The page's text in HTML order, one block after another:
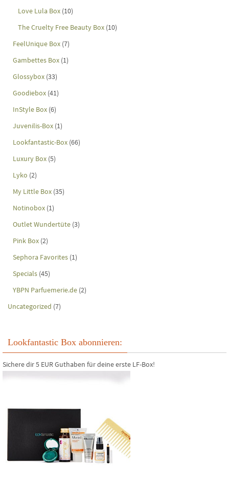
Love Lula Box (10)
The Cruelty Free Beauty Box (10)
FeelUnique Box (7)
Gambettes Box (1)
Glossybox (33)
Goodiebox (41)
InStyle Box (6)
Juvenilis-Box (1)
Lookfantastic-Box (66)
Luxury Box (5)
Lyko (2)
My Little Box (35)
Notinobox (1)
Outlet Wundertüte (3)
Pink Box (2)
Sephora Favorites (1)
Specials (45)
YBPN Parfuemerie.de (2)
Uncategorized (7)
Lookfantastic Box abonnieren:
Sichere dir 5 EUR Guthaben für deine erste LF-Box!